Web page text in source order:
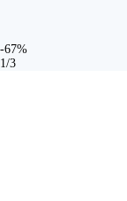
-67%
1/3